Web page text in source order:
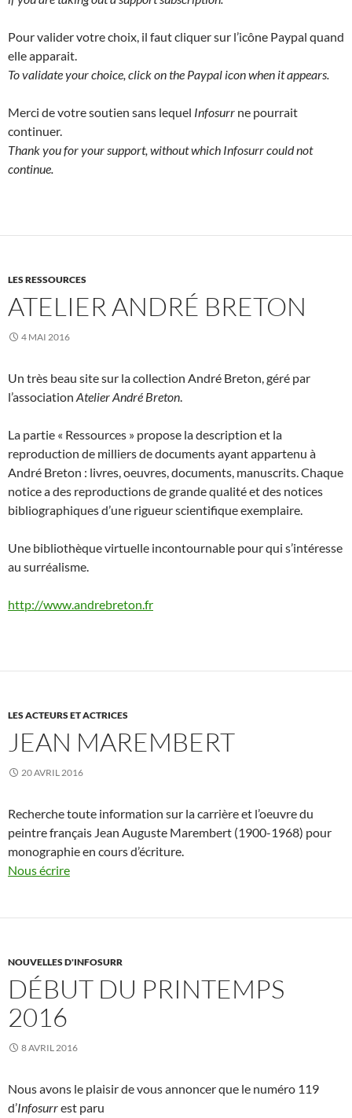
Pour valider votre choix, il faut cliquer sur l’icône Paypal quand
elle apparait.
To validate your choice, click on the Paypal icon when it appears.
Merci de votre soutien sans lequel Infosurr ne pourrait
continuer.
Thank you for your support, without which Infosurr could not
continue.
LES RESSOURCES
ATELIER ANDRÉ BRETON
4 MAI 2016
Un très beau site sur la collection André Breton, géré par
l’association Atelier André Breton.
La partie « Ressources » propose la description et la
reproduction de milliers de documents ayant appartenu à
André Breton : livres, oeuvres, documents, manuscrits. Chaque
notice a des reproductions de grande qualité et des notices
bibliographiques d’une rigueur scientifique exemplaire.
Une bibliothèque virtuelle incontournable pour qui s’intéresse
au surréalisme.
http://www.andrebreton.fr
LES ACTEURS ET ACTRICES
JEAN MAREMBERT
20 AVRIL 2016
Recherche toute information sur la carrière et l’oeuvre du
peintre français Jean Auguste Marembert (1900-1968) pour
monographie en cours d’écriture.
Nous écrire
NOUVELLES D'INFOSURR
DÉBUT DU PRINTEMPS
2016
8 AVRIL 2016
Nous avons le plaisir de vous annoncer que le numéro 119
d’Infosurrest paru